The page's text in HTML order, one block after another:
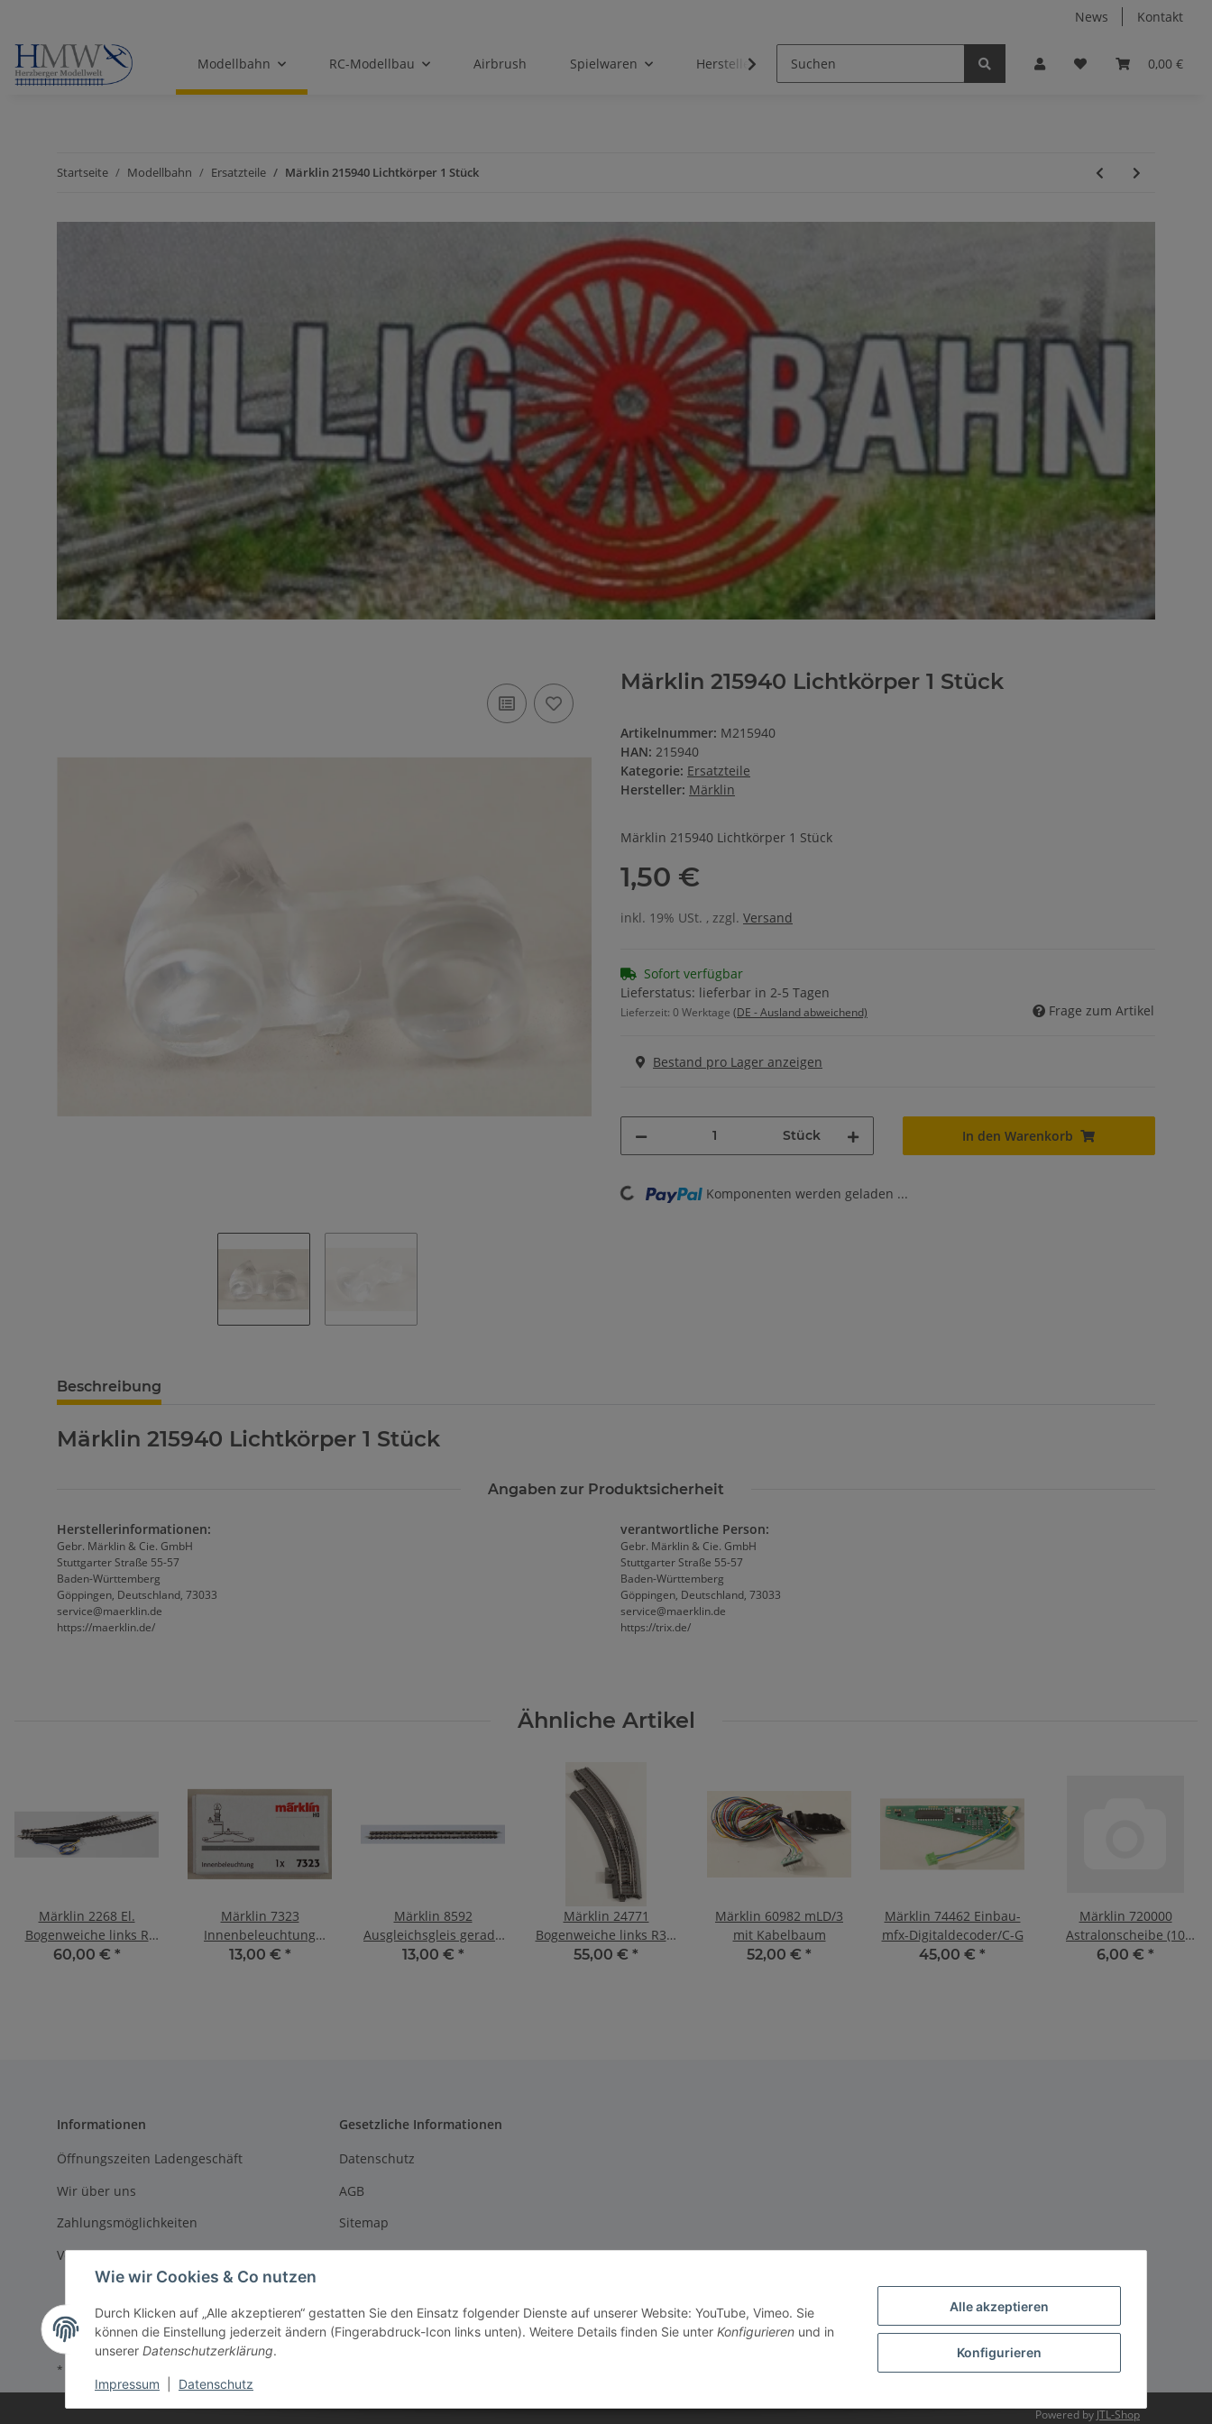
News Kontakt
0,00 €
Modellbahn RC-Modellbau Airbrush Spielwaren Hersteller
Startseite Modellbahn Ersatzteile Märklin 215940 Lichtkörper 1 Stück
Märklin 215940 Lichtkörper 1 Stück
Artikelnummer: M215940
HAN: 215940
Kategorie: Ersatzteile
Hersteller: Märklin
Märklin 215940 Lichtkörper 1 Stück
1,50 €
inkl. 19% USt. , zzgl. Versand
Sofort verfügbar
Lieferstatus: lieferbar in 2-5 Tagen
Lieferzeit: 0 Werktage (DE - Ausland abweichend) Frage zum Artikel
Bestand pro Lager anzeigen
Stück In den Warenkorb
Loading... Komponenten werden geladen ...
Beschreibung
Märklin 215940 Lichtkörper 1 Stück
Angaben zur Produktsicherheit
Herstellerinformationen:
Gebr. Märklin & Cie. GmbH
Stuttgarter Straße 55-57
Baden-Württemberg
Göppingen, Deutschland, 73033
service@maerklin.de
https://maerklin.de/
verantwortliche Person:
Gebr. Märklin & Cie. GmbH
Stuttgarter Straße 55-57
Baden-Württemberg
Göppingen, Deutschland, 73033
service@maerklin.de
https://trix.de/
Ähnliche Artikel
Märklin 2268 El.
Bogenweiche links R
360 mm 244,6 mm
60,00 € *
Märklin 7323
Innenbeleuchtung
z.4035/38/39
13,00 € *
Märklin 8592
Ausgleichsgleis gerade
100-120 mm
13,00 € *
Märklin 24771
Bogenweiche links R3 =
515 mm 30°
55,00 € *
Märklin 60982 mLD/3
mit Kabelbaum
52,00 € *
Märklin 74462 Einbau-
mfx-Digitaldecoder/C-G
45,00 € *
Märklin 720000
Astralonscheibe (10
Stück)
6,00 € *
Informationen
Öffnungszeiten Ladengeschäft
Wir über uns
Zahlungsmöglichkeiten
Versandinformationen
Gesetzliche Informationen
Datenschutz
AGB
Sitemap
Impressum
Widerrufsrecht
* Alle Preise inkl. gesetzlicher USt., zzgl.
Powered by JTL-Shop
Wie wir Cookies & Co nutzen
Durch Klicken auf „Alle akzeptieren“ gestatten Sie den Einsatz folgender Dienste auf unserer Website: YouTube, Vimeo. Sie
können die Einstellung jederzeit ändern (Fingerabdruck-Icon links unten). Weitere Details finden Sie unter Konfigurieren und in
unserer Datenschutzerklärung.
Impressum Datenschutz
Alle akzeptieren
Konfigurieren